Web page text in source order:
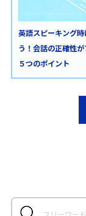
英語スピーキング
う！会話の正確性
５つのポイント